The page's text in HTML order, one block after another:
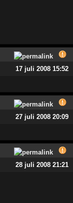
17 juli 2008 15:52
27 juli 2008 20:09
28 juli 2008 21:21